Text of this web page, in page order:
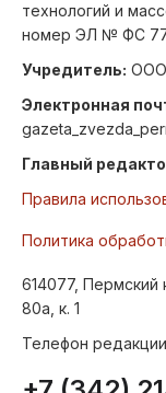
технологий и
номер ЭЛ № ФС
Учредитель:
Электронная
Главный
Правила
Политика
614077, Пермский
80а, к. 1
Телефон